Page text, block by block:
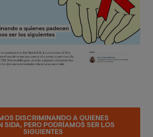
DISCRIMINANDO A QUIENES
SIDA, PERO PODRÍAMOS SER LOS
SIGUIENTES